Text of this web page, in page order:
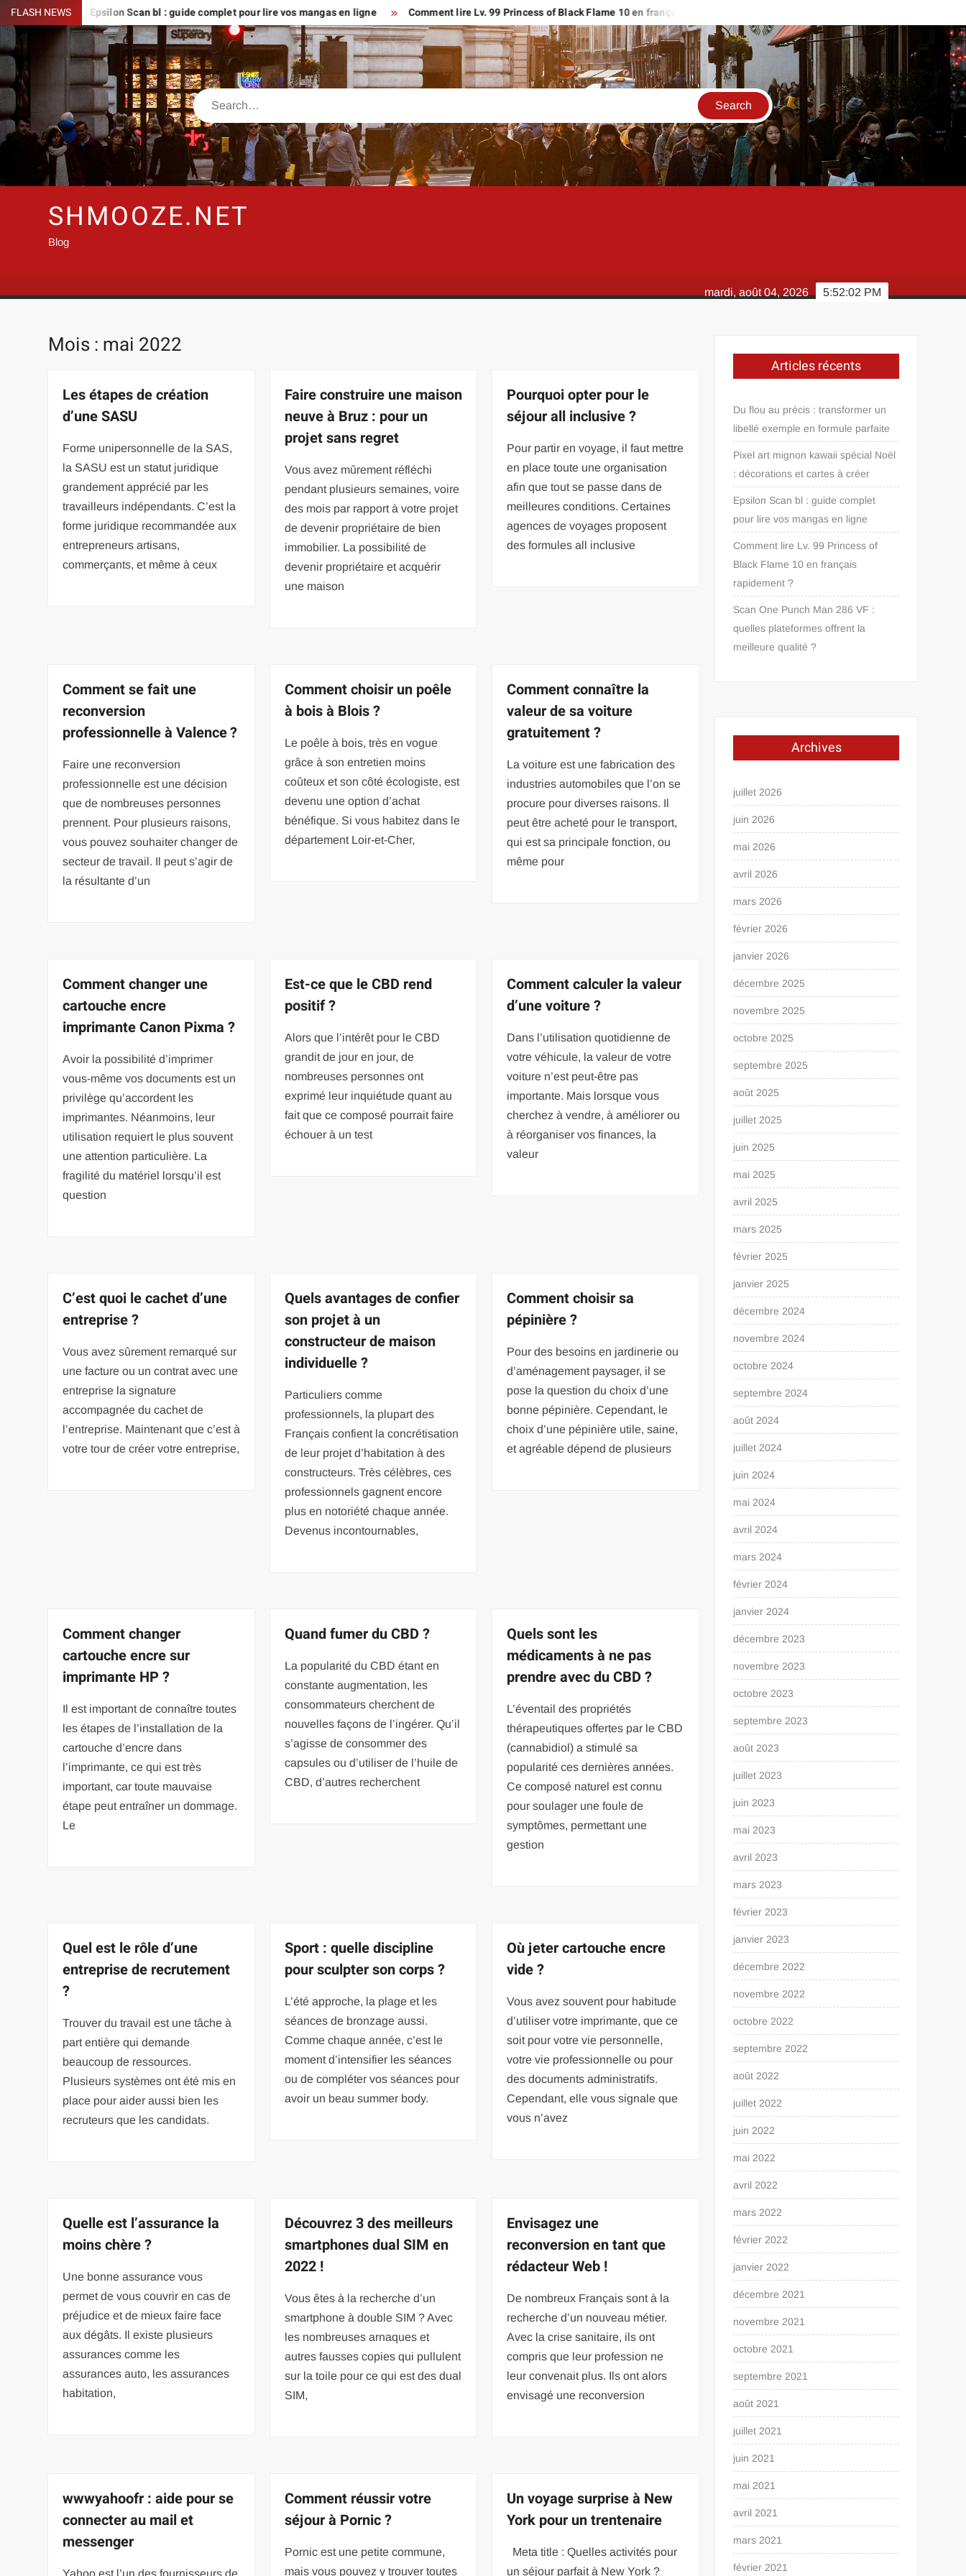
Skip
to
content
FLASH NEWSEpsilon Scan bl : guide complet pour lire vos mangas en ligne Comment lire Lv. 99 Princess of Black Flame 10 en français rapidement ?
Search
SHMOOZE.NET
Blog
5:52:03 PM
mardi, août 04, 2026
Mois : mai 2022
Les étapes de création
d’une SASU
Forme unipersonnelle de la SAS,
la SASU est un statut juridique
grandement apprécié par les
travailleurs indépendants. C’est la
forme juridique recommandée aux
entrepreneurs artisans,
commerçants, et même à ceux
Faire construire une maison
neuve à Bruz : pour un
projet sans regret
Vous avez mûrement réfléchi
pendant plusieurs semaines, voire
des mois par rapport à votre projet
de devenir propriétaire de bien
immobilier. La possibilité de
devenir propriétaire et acquérir
une maison
Pourquoi opter pour le
séjour all inclusive ?
Pour partir en voyage, il faut mettre
en place toute une organisation
afin que tout se passe dans de
meilleures conditions. Certaines
agences de voyages proposent
des formules all inclusive
Comment se fait une
reconversion
professionnelle à Valence ?
Faire une reconversion
professionnelle est une décision
que de nombreuses personnes
prennent. Pour plusieurs raisons,
vous pouvez souhaiter changer de
secteur de travail. Il peut s’agir de
la résultante d’un
Comment choisir un poêle
à bois à Blois ?
Le poêle à bois, très en vogue
grâce à son entretien moins
coûteux et son côté écologiste, est
devenu une option d’achat
bénéfique. Si vous habitez dans le
département Loir-et-Cher,
Comment connaître la
valeur de sa voiture
gratuitement ?
La voiture est une fabrication des
industries automobiles que l’on se
procure pour diverses raisons. Il
peut être acheté pour le transport,
qui est sa principale fonction, ou
même pour
Comment changer une
cartouche encre
imprimante Canon Pixma ?
Avoir la possibilité d’imprimer
vous-même vos documents est un
privilège qu’accordent les
imprimantes. Néanmoins, leur
utilisation requiert le plus souvent
une attention particulière. La
fragilité du matériel lorsqu’il est
question
Est-ce que le CBD rend
positif ?
Alors que l’intérêt pour le CBD
grandit de jour en jour, de
nombreuses personnes ont
exprimé leur inquiétude quant au
fait que ce composé pourrait faire
échouer à un test
Comment calculer la valeur
d’une voiture ?
Dans l’utilisation quotidienne de
votre véhicule, la valeur de votre
voiture n’est peut-être pas
importante. Mais lorsque vous
cherchez à vendre, à améliorer ou
à réorganiser vos finances, la
valeur
C’est quoi le cachet d’une
entreprise ?
Vous avez sûrement remarqué sur
une facture ou un contrat avec une
entreprise la signature
accompagnée du cachet de
l’entreprise. Maintenant que c’est à
votre tour de créer votre entreprise,
Quels avantages de confier
son projet à un
constructeur de maison
individuelle ?
Particuliers comme
professionnels, la plupart des
Français confient la concrétisation
de leur projet d’habitation à des
constructeurs. Très célèbres, ces
professionnels gagnent encore
plus en notoriété chaque année.
Devenus incontournables,
Comment choisir sa
pépinière ?
Pour des besoins en jardinerie ou
d’aménagement paysager, il se
pose la question du choix d’une
bonne pépinière. Cependant, le
choix d’une pépinière utile, saine,
et agréable dépend de plusieurs
Comment changer
cartouche encre sur
imprimante HP ?
Il est important de connaître toutes
les étapes de l’installation de la
cartouche d’encre dans
l’imprimante, ce qui est très
important, car toute mauvaise
étape peut entraîner un dommage.
Le
Quand fumer du CBD ?
La popularité du CBD étant en
constante augmentation, les
consommateurs cherchent de
nouvelles façons de l’ingérer. Qu’il
s’agisse de consommer des
capsules ou d’utiliser de l’huile de
CBD, d’autres recherchent
Quels sont les
médicaments à ne pas
prendre avec du CBD ?
L’éventail des propriétés
thérapeutiques offertes par le CBD
(cannabidiol) a stimulé sa
popularité ces dernières années.
Ce composé naturel est connu
pour soulager une foule de
symptômes, permettant une
gestion
Quel est le rôle d’une
entreprise de recrutement
?
Trouver du travail est une tâche à
part entière qui demande
beaucoup de ressources.
Plusieurs systèmes ont été mis en
place pour aider aussi bien les
recruteurs que les candidats.
Sport : quelle discipline
pour sculpter son corps ?
L’été approche, la plage et les
séances de bronzage aussi.
Comme chaque année, c’est le
moment d’intensifier les séances
ou de compléter vos séances pour
avoir un beau summer body.
Où jeter cartouche encre
vide ?
Vous avez souvent pour habitude
d’utiliser votre imprimante, que ce
soit pour votre vie personnelle,
votre vie professionnelle ou pour
des documents administratifs.
Cependant, elle vous signale que
vous n’avez
Quelle est l’assurance la
moins chère ?
Une bonne assurance vous
permet de vous couvrir en cas de
préjudice et de mieux faire face
aux dégâts. Il existe plusieurs
assurances comme les
assurances auto, les assurances
habitation,
Découvrez 3 des meilleurs
smartphones dual SIM en
2022 !
Vous êtes à la recherche d’un
smartphone à double SIM ? Avec
les nombreuses arnaques et
autres fausses copies qui pullulent
sur la toile pour ce qui est des dual
SIM,
Envisagez une
reconversion en tant que
rédacteur Web !
De nombreux Français sont à la
recherche d’un nouveau métier.
Avec la crise sanitaire, ils ont
compris que leur profession ne
leur convenait plus. Ils ont alors
envisagé une reconversion
wwwyahoofr : aide pour se
connecter au mail et
messenger
Yahoo est l’un des fournisseurs de
Comment réussir votre
séjour à Pornic ?
Pornic est une petite commune,
mais vous pouvez y trouver toutes
Un voyage surprise à New
York pour un trentenaire
Meta title : Quelles activités pour
un séjour parfait à New York ?
Articles récents
Du flou au précis : transformer un
libellé exemple en formule parfaite
Pixel art mignon kawaii spécial Noël
: décorations et cartes à créer
Epsilon Scan bl : guide complet
pour lire vos mangas en ligne
Comment lire Lv. 99 Princess of
Black Flame 10 en français
rapidement ?
Scan One Punch Man 286 VF :
quelles plateformes offrent la
meilleure qualité ?
Archives
juillet 2026
juin 2026
mai 2026
avril 2026
mars 2026
février 2026
janvier 2026
décembre 2025
novembre 2025
octobre 2025
septembre 2025
août 2025
juillet 2025
juin 2025
mai 2025
avril 2025
mars 2025
février 2025
janvier 2025
décembre 2024
novembre 2024
octobre 2024
septembre 2024
août 2024
juillet 2024
juin 2024
mai 2024
avril 2024
mars 2024
février 2024
janvier 2024
décembre 2023
novembre 2023
octobre 2023
septembre 2023
août 2023
juillet 2023
juin 2023
mai 2023
avril 2023
mars 2023
février 2023
janvier 2023
décembre 2022
novembre 2022
octobre 2022
septembre 2022
août 2022
juillet 2022
juin 2022
mai 2022
avril 2022
mars 2022
février 2022
janvier 2022
décembre 2021
novembre 2021
octobre 2021
septembre 2021
août 2021
juillet 2021
juin 2021
mai 2021
avril 2021
mars 2021
février 2021